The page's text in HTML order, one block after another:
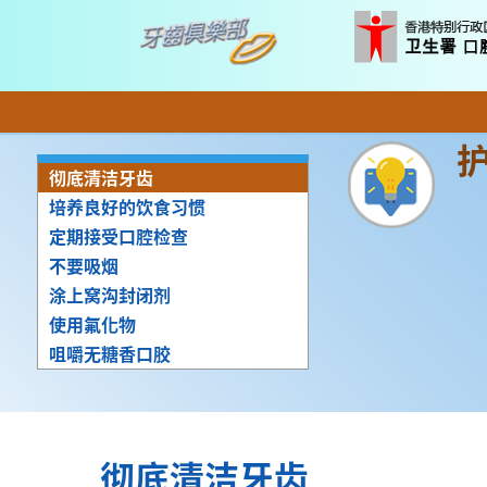
彻底清洁牙齿
培养良好的饮食习惯
定期接受口腔检查
不要吸烟
涂上窝沟封闭剂
使用氟化物
咀嚼无糖香口胶
彻底清洁牙齿